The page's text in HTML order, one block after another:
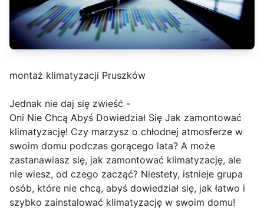
montaż klimatyzacji Pruszków
Jednak nie daj się zwieść -
Oni Nie Chcą Abyś Dowiedział Się Jak zamontować
klimatyzację! Czy marzysz o chłodnej atmosferze w
swoim domu podczas gorącego lata? A może
zastanawiasz się, jak zamontować klimatyzację, ale
nie wiesz, od czego zacząć? Niestety, istnieje grupa
osób, które nie chcą, abyś dowiedział się, jak łatwo i
szybko zainstalować klimatyzację w swoim domu!